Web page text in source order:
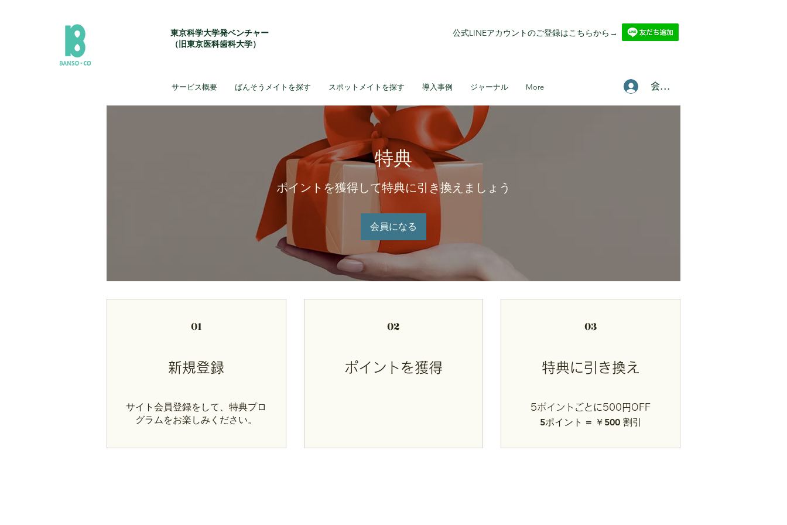
東京科学大学発ベンチャー
（旧東京医科歯科大学）
公式LINEアカウントのご登録はこちらから→
サービス概要 ばんそうメイトを探す スポットメイトを探す 導入事例 ジャーナル More 会員登録/ログインはこちら
特典
ポイントを獲得して特典に引き換えましょう
会員になる
01
新規登録
サイト会員登録をして、特典プロ
グラムをお楽しみください。
02
ポイントを獲得
03
特典に引き換え
5ポイントごとに500円OFF
5ポイント = ￥500 割引